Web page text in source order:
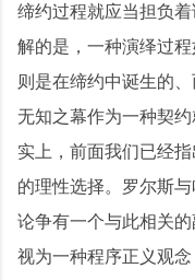
缔约过程就应当担负
解的是，一种演绎过
则是在缔约中诞生的
无知之幕作为一种契
实上，前面我们已经
的理性选择。罗尔斯
论争有一个与此相关
视为一种程序正义观